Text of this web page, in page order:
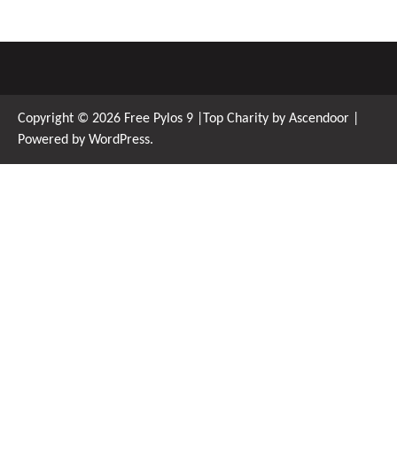
Copyright © 2026 Free Pylos 9 |Top Charity by Ascendoor
Powered by WordPress.